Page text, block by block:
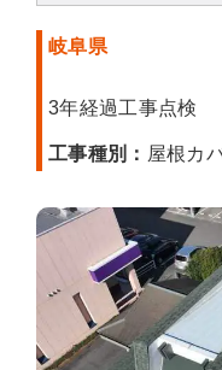
岐阜県
3年経過工事点検
工事種別： 屋根カ